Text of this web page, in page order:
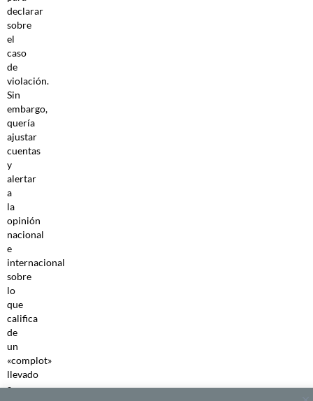
declarar
sobre
el
caso
de
violación.
Sin
embargo,
quería
ajustar
cuentas
y
alertar
a
la
opinión
nacional
e
internacional
sobre
lo
que
califica
de
un
«complot»
llevado
a